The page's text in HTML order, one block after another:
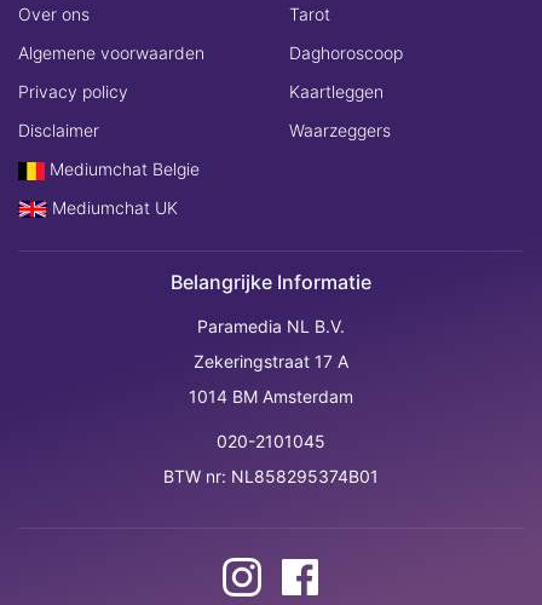
Over ons
Algemene voorwaarden
Privacy policy
Disclaimer
Mediumchat Belgie
Mediumchat UK
Tarot
Daghoroscoop
Kaartleggen
Waarzeggers
Belangrijke Informatie
Paramedia NL B.V.
Zekeringstraat 17 A
1014 BM Amsterdam
020-2101045
BTW nr: NL858295374B01